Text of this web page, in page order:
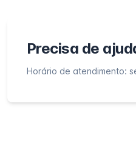
Precisa de
Horário de atendimento: